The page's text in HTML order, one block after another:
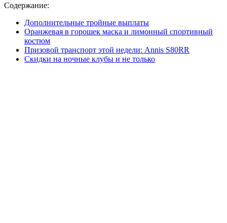
Содержание:
Дополнительные тройные выплаты
Оранжевая в горошек маска и лимонный спортивный
костюм
Призовой транспорт этой недели: Annis S80RR
Скидки на ночные клубы и не только